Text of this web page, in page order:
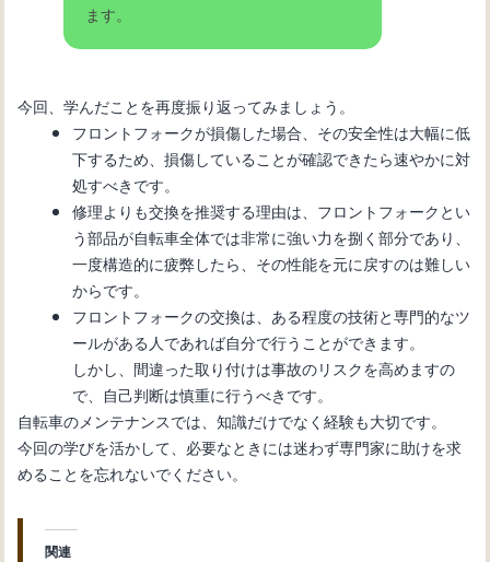
ます。
今回、学んだことを再度振り返ってみましょう。
フロントフォークが損傷した場合、その安全性は大幅に低
下するため、損傷していることが確認できたら速やかに対
処すべきです。
修理よりも交換を推奨する理由は、フロントフォークとい
う部品が自転車全体では非常に強い力を捌く部分であり、
一度構造的に疲弊したら、その性能を元に戻すのは難しい
からです。
フロントフォークの交換は、ある程度の技術と専門的なツ
ールがある人であれば自分で行うことができます。
しかし、間違った取り付けは事故のリスクを高めますの
で、自己判断は慎重に行うべきです。
自転車のメンテナンスでは、知識だけでなく経験も大切です。
今回の学びを活かして、必要なときには迷わず専門家に助けを求
めることを忘れないでください。
関連